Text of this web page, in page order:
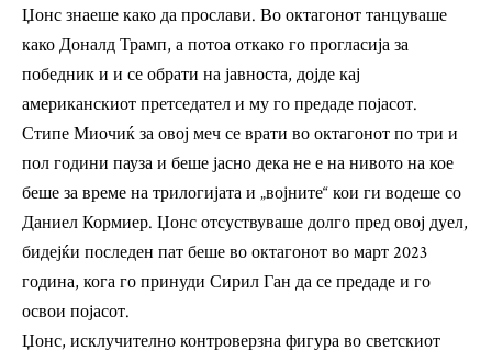
Џонс знаеше како да прослави. Во октагонот танцуваше
како Доналд Трамп, а потоа откако го прогласија за
победник и и се обрати на јавноста, дојде кај
американскиот претседател и му го предаде појасот.
Стипе Миочиќ за овој меч се врати во октагонот по три и
пол години пауза и беше јасно дека не е на нивото на кое
беше за време на трилогијата и „војните“ кои ги водеше со
Даниел Кормиер. Џонс отсуствуваше долго пред овој дуел,
бидејќи последен пат беше во октагонот во март 2023
година, кога го принуди Сирил Ган да се предаде и го
освои појасот.
Џонс, исклучително контроверзна фигура во светскиот